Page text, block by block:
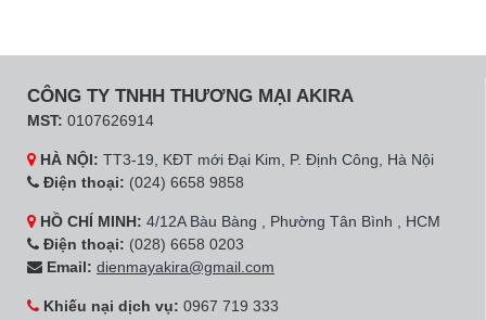
CÔNG TY TNHH THƯƠNG MẠI AKIRA
MST: 0107626914
HÀ NỘI: TT3-19, KĐT mới Đại Kim, P. Định Công, Hà Nội
Điện thoại: (024) 6658 9858
HỒ CHÍ MINH: 4/12A Bàu Bàng , Phường Tân Bình , HCM
Điện thoại: (028) 6658 0203
Email: dienmayakira@gmail.com
Khiếu nại dịch vụ: 0967 719 333